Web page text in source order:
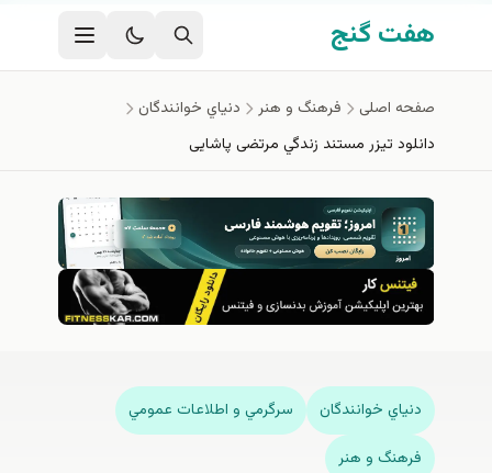
رفتن به محتوای اصلی
هفت گنج
صفحه اصلی فرهنگ و هنر
دنياي خوانندگان
دانلود تيزر مستند زندگي مرتضی پاشایی
دنياي خوانندگان
سرگرمي و اطلاعات عمومي
فرهنگ و هنر